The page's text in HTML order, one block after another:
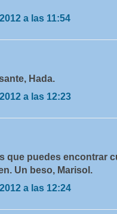
a las 11:54
Hada.
a las 12:23
que puedes encontrar
Un beso, Marisol.
a las 12:24